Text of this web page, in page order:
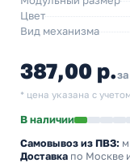
Цвет
Вид механизма
387,00 р.
* цена указана с
В наличии
Самовывоз из ПВЗ:
Доставка по Москве